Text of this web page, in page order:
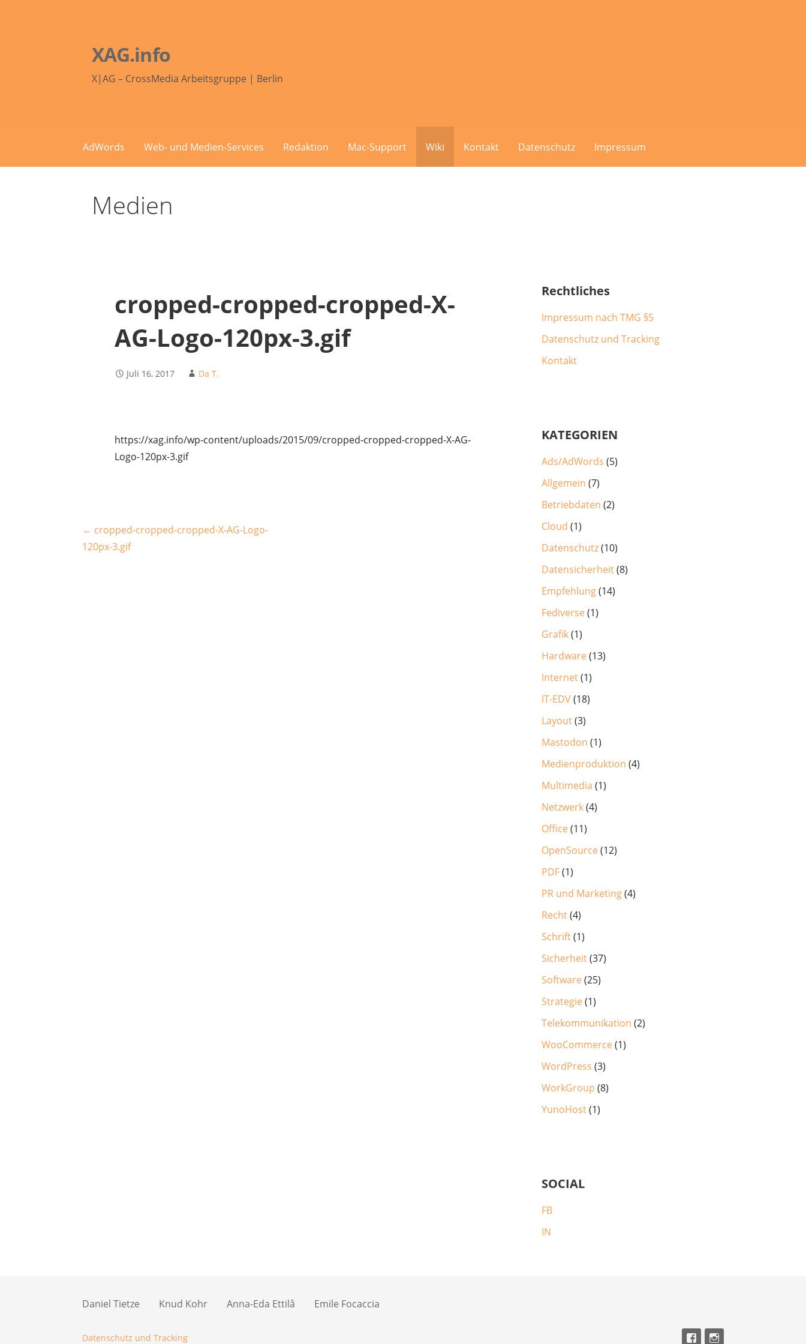
XAG.info
X|AG – CrossMedia Arbeitsgruppe | Berlin
AdWords Web- und Medien-Services Redaktion Mac-Support Wiki Kontakt Datenschutz Impressum
Medien
cropped-cropped-cropped-X-
AG-Logo-120px-3.gif
Juli 16, 2017 Da T.
https://xag.info/wp-content/uploads/2015/09/cropped-cropped-cropped-X-AG-
Logo-120px-3.gif
Beitragsnavigation
← cropped-cropped-cropped-X-AG-Logo-
120px-3.gif
Rechtliches
Impressum nach TMG §5
Datenschutz und Tracking
Kontakt
KATEGORIEN
Ads/AdWords (5)
Allgemein (7)
Betriebdaten (2)
Cloud (1)
Datenschutz(10)
Datensicherheit(8)
Empfehlung(14)
Fediverse(1)
Grafik(1)
Hardware(13)
Internet(1)
IT-EDV(18)
Layout(3)
Mastodon (1)
Medienproduktion (4)
Multimedia (1)
Netzwerk(4)
Office(11)
OpenSource(12)
PDF(1)
PR und Marketing(4)
Recht(4)
Schrift(1)
Sicherheit(37)
Software(25)
Strategie(1)
Telekommunikation (2)
WooCommerce(1)
WordPress (3)
WorkGroup (8)
YunoHost(1)
SOCIAL
FB
IN
Daniel Tietze Knud Kohr Anna-Eda Ettilå Emile Focaccia
Datenschutz und Tracking